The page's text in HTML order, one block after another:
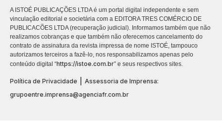
A ISTOÉ PUBLICAÇÕES LTDA é um portal digital independente e sem
vinculação editorial e societária com a EDITORA TRES COMÉRCIO DE
PUBLICACÕES LTDA (recuperação judicial). Informamos também que não
realizamos cobranças e que também não oferecemos cancelamento do
contrato de assinatura da revista impressa de nome ISTOÉ, tampouco
autorizamos terceiros a fazê-lo, nos responsabilizamos apenas pelo
conteúdo digital “https://istoe.com.br” e seus respectivos sites.
Política de Privacidade
Assessoria de Imprensa:
grupoentre.imprensa@agenciafr.com.br